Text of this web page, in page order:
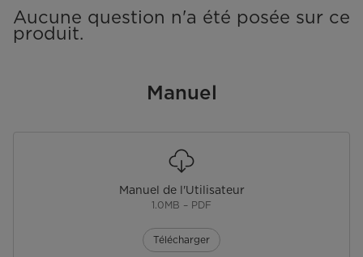
Aucune question n'a été posée sur ce
produit.
Manuel
Manuel de l'Utilisateur
1.0MB – PDF
Télécharger